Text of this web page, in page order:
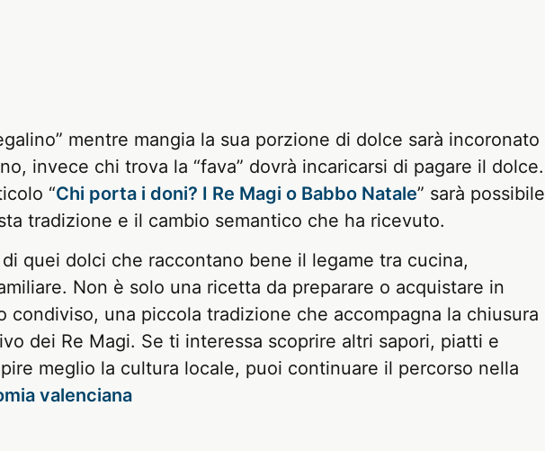
mentre mangia la sua porzione di dolce sarà incoronato
invece chi trova la “fava” dovrà incaricarsi di pagare il dolce.
“Chi porta i doni? I Re Magi o Babbo Natale” sarà possibile
tradizione e il cambio semantico che ha ricevuto.
quei dolci che raccontano bene il legame tra cucina,
Non è solo una ricetta da preparare o acquistare in
condiviso, una piccola tradizione che accompagna la chiusura
dei Re Magi. Se ti interessa scoprire altri sapori, piatti e
meglio la cultura locale, puoi continuare il percorso nella
valenciana